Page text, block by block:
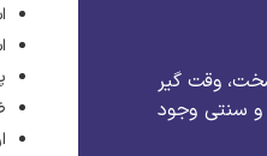
وقت گیر
و سنتی وجود